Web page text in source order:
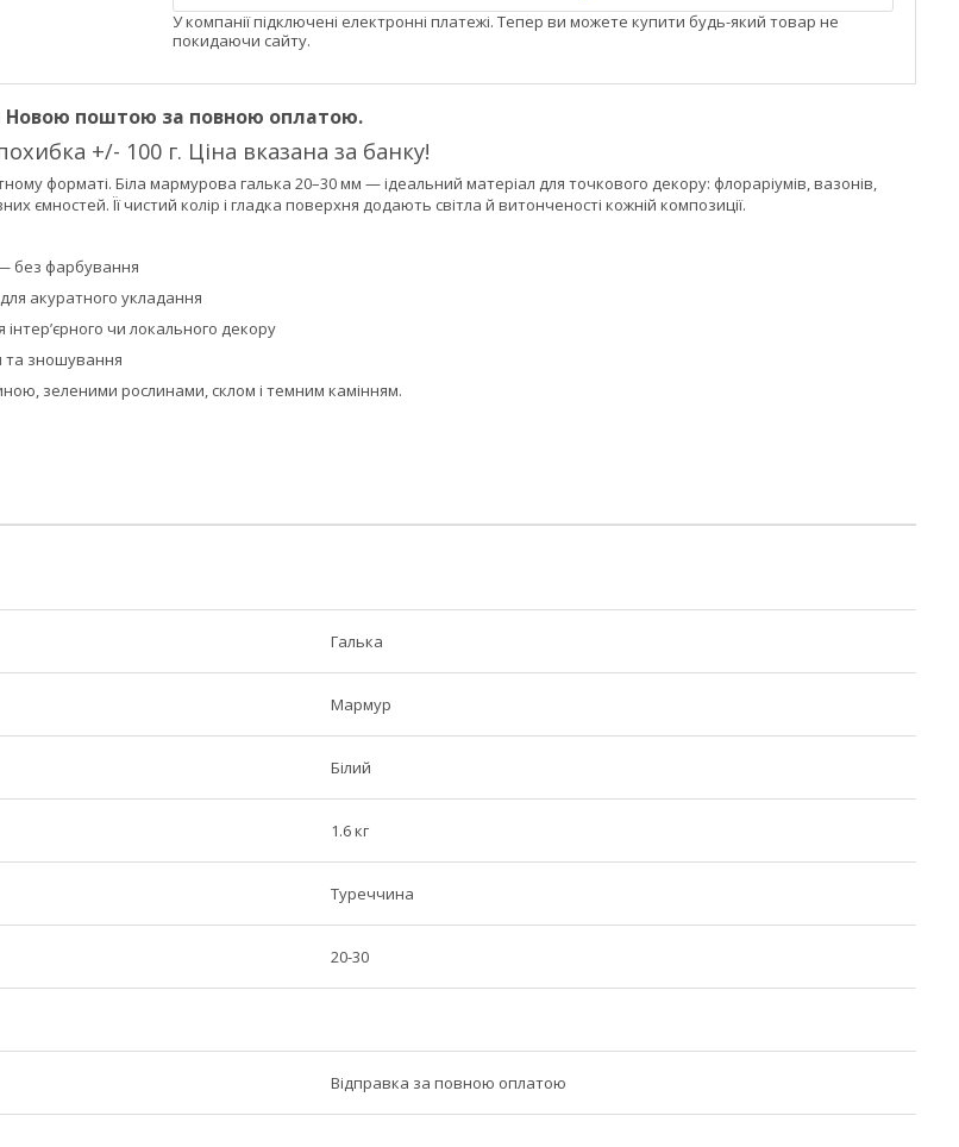
У компанії підключені електронні платежі. Тепер ви можете купити будь-який товар не
покидаючи сайту.
Новою поштою за повною оплатою.
+/- 100 г. Ціна вказана за банку!
форматі. Біла мармурова галька 20–30 мм — ідеальний матеріал для точкового декору: флораріумів, вазонів,
ємностей. Її чистий колір і гладка поверхня додають світла й витонченості кожній композиції.
без фарбування
акуратного укладання
чи локального декору
та зношування
зеленими рослинами, склом і темним камінням.
Галька
Мармур
Білий
1.6 кг
Туреччина
20-30
Відправка за повною оплатою